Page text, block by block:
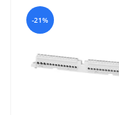
-21%